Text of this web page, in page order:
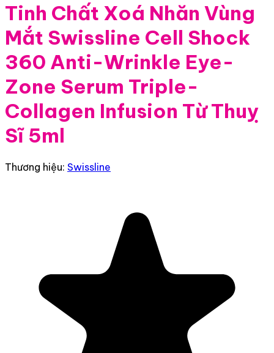
Tinh Chất Xoá Nhăn Vùng
Mắt Swissline Cell Shock
360 Anti-Wrinkle Eye-
Zone Serum Triple-
Collagen Infusion Từ Thuỵ
Sĩ 5ml
Thương hiệu: Swissline